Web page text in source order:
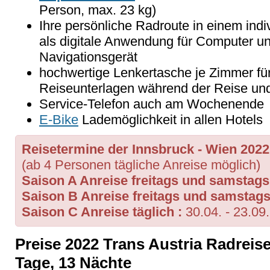
Person, max. 23 kg)
Ihre persönliche Radroute in einem
als digitale Anwendung für Computer
Navigationsgerät
hochwertige Lenkertasche je Zimmer
Reiseunterlagen während der Reise
Service-Telefon auch am Wochenende
E-Bike Lademöglichkeit in allen Hotels
Reisetermine der Innsbruck - Wien
(ab 4 Personen tägliche Anreise möglich)
Saison A Anreise freitags und
Saison B Anreise freitags und
Saison C Anreise täglich : 30.04. -
Preise 2022 Trans Austria
Tage, 13 Nächte